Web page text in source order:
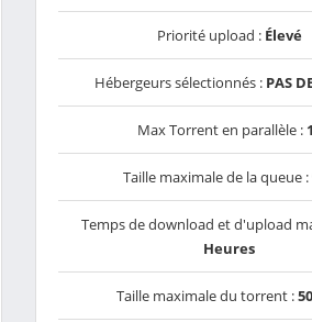
Priorité upload : Élevé
Hébergeurs sélectionnés : PAS
Max Torrent en parallèle :
Taille maximale de la queue :
Temps de download et d'upload
Heures
Taille maximale du torrent :